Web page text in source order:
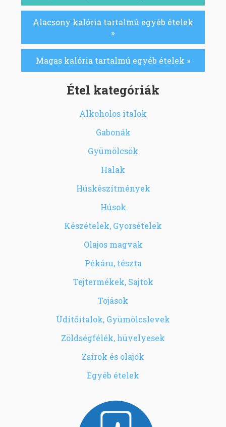
Alacsony kalória tartalmú egyéb ételek
»
Magas kalória tartalmú egyéb ételek »
Étel kategóriák
Alkoholos italok
Gabonák
Gyümölcsök
Halak
Húskészítmények
Húsok
Készételek, Gyorsételek
Olajos magvak
Pékáru, tészta
Tejtermékek, Sajtok
Tojások
Üdítőitalok, Gyümölcslevek
Zöldségfélék, hüvelyesek
Zsírok és olajok
Egyéb ételek